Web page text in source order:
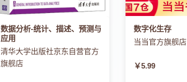
数据分析-统计、描述、预测与
应用
清华大学出版社京东自营官方
旗舰店
数字化生存
当当官方旗舰店
￥5.99